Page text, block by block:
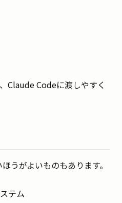
Claude Codeに渡しやすく
うがよいものもあります。
テム